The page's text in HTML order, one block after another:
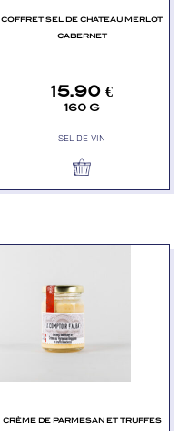
COFFRET SEL DE CHATEAU MERLOT
CABERNET
15.90 €
160 G
SEL DE VIN
CRÈME DE PARMESAN ET TRUFFES